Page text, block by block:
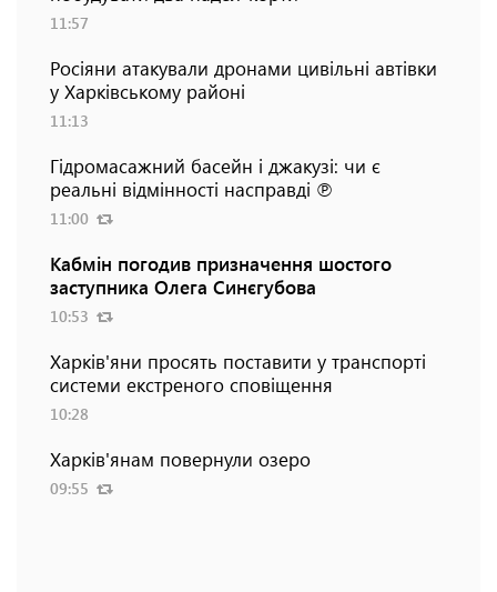
11:57
Росіяни атакували дронами цивільні автівки
у Харківському районі
11:13
Гідромасажний басейн і джакузі: чи є
реальні відмінності насправді ℗
11:00
Кабмін погодив призначення шостого
заступника Олега Синєгубова
10:53
Харків'яни просять поставити у транспорті
системи екстреного сповіщення
10:28
Харків'янам повернули озеро
09:55